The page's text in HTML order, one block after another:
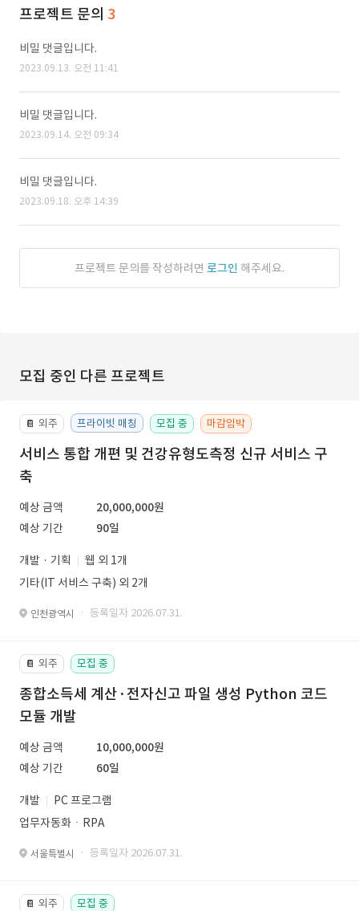
프로젝트 문의 3
비밀 댓글입니다.
2023.09.13. 오전 11:41
비밀 댓글입니다.
2023.09.14. 오전 09:34
비밀 댓글입니다.
2023.09.18. 오후 14:39
프로젝트 문의를 작성하려면 로그인 해주세요.
모집 중인 다른 프로젝트
📔 외주 프라이빗 매칭 모집 중 마감임박
서비스 통합 개편 및 건강유형도측정 신규 서비스 구
축
예상 금액
20,000,000원
예상 기간
90일
개발 · 기획
웹 외 1개
기타(IT 서비스 구축) 외 2개
인천광역시 · 등록일자 2026.07.31.
📔 외주 모집 중
종합소득세 계산·전자신고 파일 생성 Python 코드
모듈 개발
예상 금액
10,000,000원
예상 기간
60일
개발
PC 프로그램
업무자동화ㆍRPA
서울특별시 · 등록일자 2026.07.31.
📔 외주 모집 중